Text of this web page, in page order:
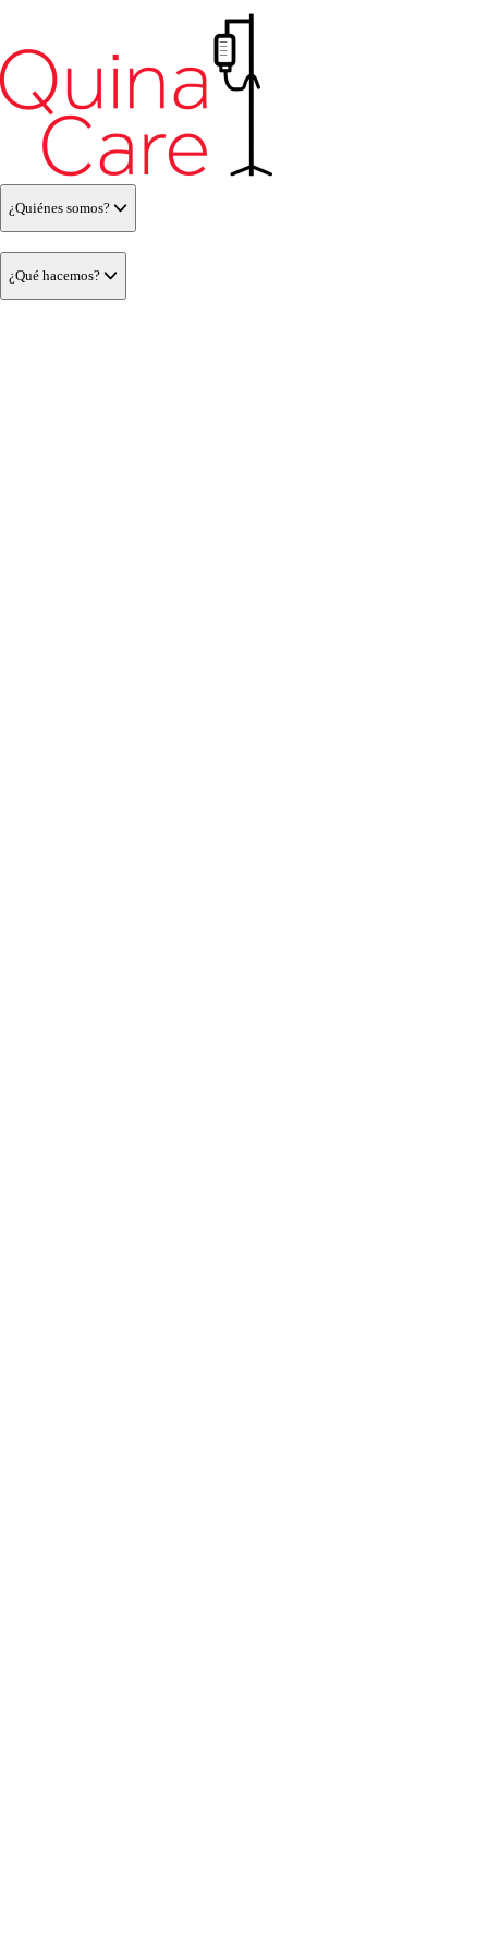
¿Quiénes somos?
¿Qué hacemos?